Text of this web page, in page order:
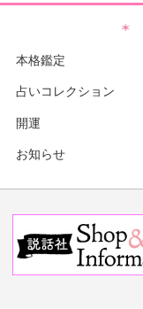
本格鑑定
占いコレクション
開運
お知らせ